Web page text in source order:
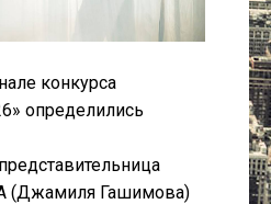
Актуально
конкурса
определились
(Джамиля Гашимова)